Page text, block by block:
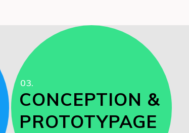
03.
CONCEPTION &
PROTOTYPAGE